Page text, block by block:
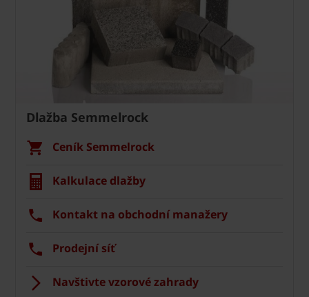
Dlažba Semmelrock
Ceník Semmelrock
Kalkulace dlažby
Kontakt na obchodní manažery
Prodejní síť
Navštivte vzorové zahrady